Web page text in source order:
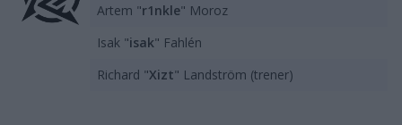
Artem "⁠r1nkle⁠" Moroz
Isak "isak" Fahlén
Richard "Xizt" Landström (trener)